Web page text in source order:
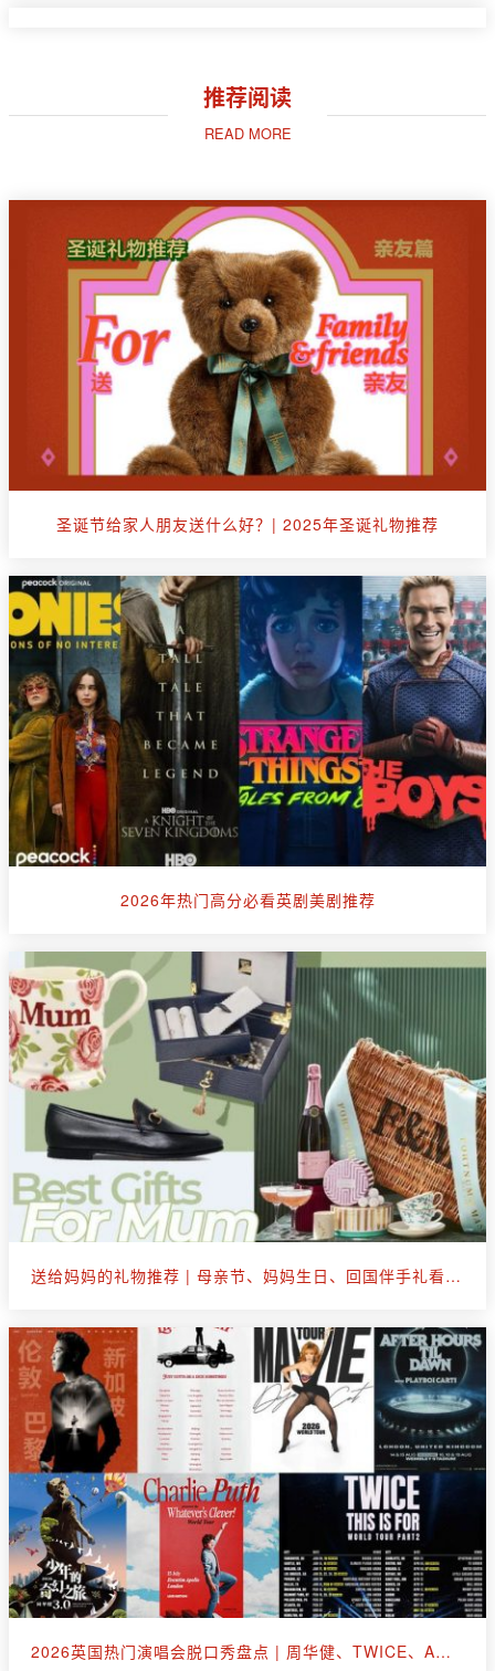
推荐阅读
READ MORE
圣诞节给家人朋友送什么好？| 2025年圣诞礼物推荐
2026年热门高分必看英剧美剧推荐
送给妈妈的礼物推荐 | 母亲节、妈妈生日、回国伴手礼看这篇就够了
2026英国热门演唱会脱口秀盘点 | 周华健、TWICE、A妹、断眉、王嘉尔